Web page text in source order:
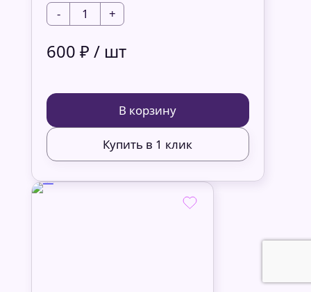
600 ₽ / шт
- 1 +
В корзину
Купить в 1 клик